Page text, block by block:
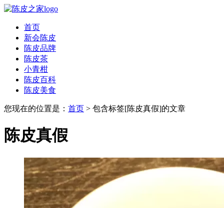
首页
新会陈皮
陈皮品牌
陈皮茶
小青柑
陈皮百科
陈皮美食
您现在的位置是： 首页 > 包含标签[陈皮真假]的文章
陈皮真假